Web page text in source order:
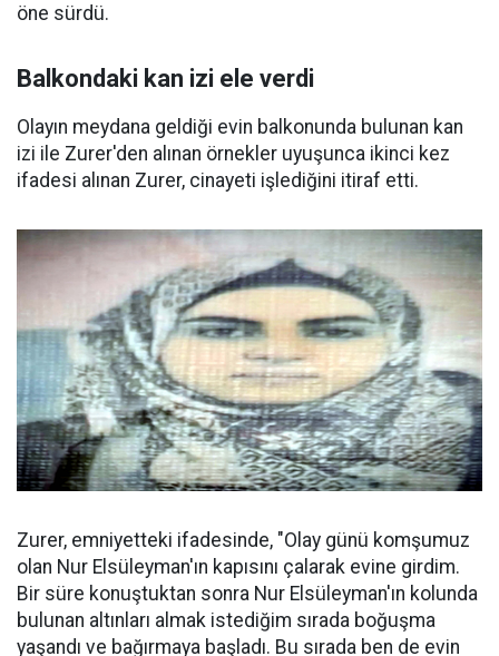
öne sürdü.
Balkondaki kan izi ele verdi
Olayın meydana geldiği evin balkonunda bulunan kan
izi ile Zurer'den alınan örnekler uyuşunca ikinci kez
ifadesi alınan Zurer, cinayeti işlediğini itiraf etti.
Zurer, emniyetteki ifadesinde, "Olay günü komşumuz
olan Nur Elsüleyman'ın kapısını çalarak evine girdim.
Bir süre konuştuktan sonra Nur Elsüleyman'ın kolunda
bulunan altınları almak istediğim sırada boğuşma
yaşandı ve bağırmaya başladı. Bu sırada ben de evin